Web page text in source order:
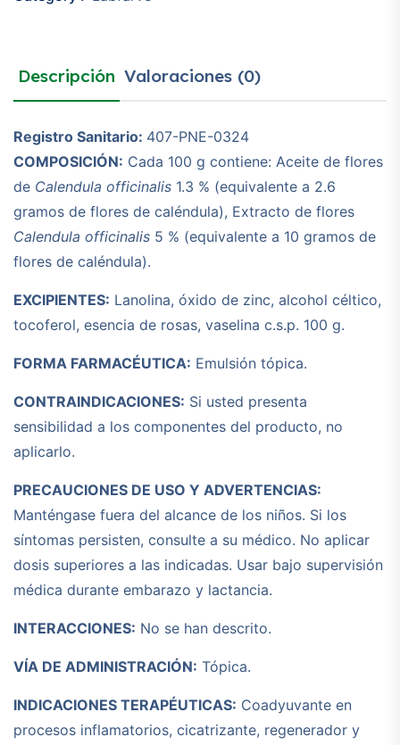
Descripción Valoraciones (0)
Registro Sanitario: 407-PNE-0324
COMPOSICIÓN: Cada 100 g contiene: Aceite de flores
de Calendula officinalis 1.3 % (equivalente a 2.6
gramos de flores de caléndula), Extracto de flores
Calendula officinalis 5 % (equivalente a 10 gramos de
flores de caléndula).
EXCIPIENTES: Lanolina, óxido de zinc, alcohol céltico,
tocoferol, esencia de rosas, vaselina c.s.p. 100 g.
FORMA FARMACÉUTICA: Emulsión tópica.
CONTRAINDICACIONES: Si usted presenta
sensibilidad a los componentes del producto, no
aplicarlo.
PRECAUCIONES DE USO Y ADVERTENCIAS:
Manténgase fuera del alcance de los niños. Si los
síntomas persisten, consulte a su médico. No aplicar
dosis superiores a las indicadas. Usar bajo supervisión
médica durante embarazo y lactancia.
INTERACCIONES: No se han descrito.
VÍA DE ADMINISTRACIÓN: Tópica.
INDICACIONES TERAPÉUTICAS: Coadyuvante en
procesos inflamatorios, cicatrizante, regenerador y